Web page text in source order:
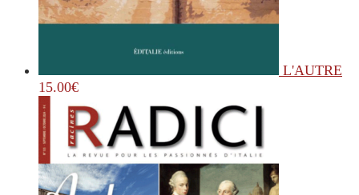
L'AUTRE
15.00€